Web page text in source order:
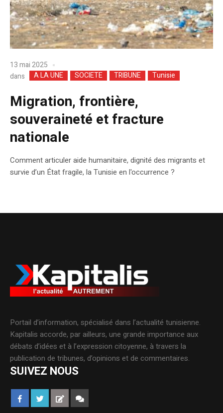
13 mai 2025
dans
A LA UNE SOCIETE TRIBUNE Tunisie
Migration, frontière,
souveraineté et fracture
nationale
Comment articuler aide humanitaire, dignité des migrants et
survie d’un État fragile, la Tunisie en l'occurrence ?
Portail d’information, spécialisé dans l’actualité tunisienne.
Kapitalis accorde, par ailleurs, une grande importance aux
débats d’idées et à l’expression citoyenne, à travers la
publication de tribunes, d’opinions et de commentaires.
SUIVEZ NOUS